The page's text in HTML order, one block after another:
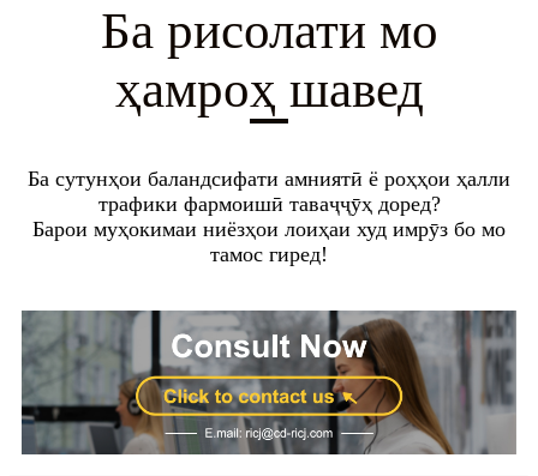
Ба рисолати мо
ҳамроҳ шавед
Ба сутунҳои баландсифати амниятӣ ё роҳҳои ҳалли
трафики фармоишӣ таваҷҷӯҳ доред?
Барои муҳокимаи ниёзҳои лоиҳаи худ имрӯз бо мо
тамос гиред!